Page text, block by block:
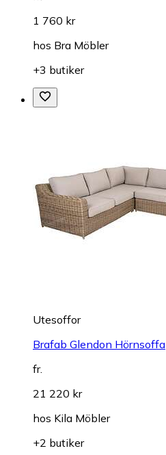
1 760 kr
hos Bra Möbler
+3 butiker
Utesoffor
Brafab Glendon Hörnsoffa
fr.
21 220 kr
hos Kila Möbler
+2 butiker